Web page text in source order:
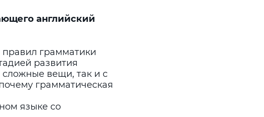
английский
грамматики
развития
сложные вещи, так и с
грамматическая
языке со